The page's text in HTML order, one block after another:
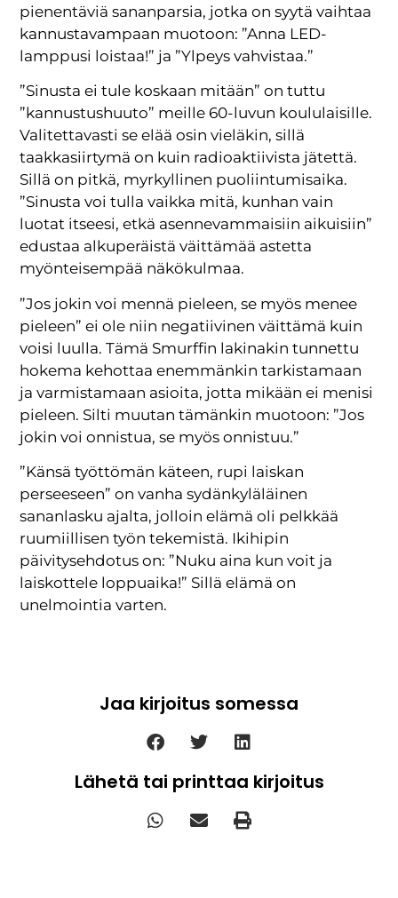
pienentäviä sananparsia, jotka on syytä vaihtaa
kannustavampaan muotoon: ”Anna LED-
lamppusi loistaa!” ja ”Ylpeys vahvistaa.”
”Sinusta ei tule koskaan mitään” on tuttu
”kannustushuuto” meille 60-luvun koululaisille.
Valitettavasti se elää osin vieläkin, sillä
taakkasiirtymä on kuin radioaktiivista jätettä.
Sillä on pitkä, myrkyllinen puoliintumisaika.
”Sinusta voi tulla vaikka mitä, kunhan vain
luotat itseesi, etkä asennevammaisiin aikuisiin”
edustaa alkuperäistä väittämää astetta
myönteisempää näkökulmaa.
”Jos jokin voi mennä pieleen, se myös menee
pieleen” ei ole niin negatiivinen väittämä kuin
voisi luulla. Tämä Smurffin lakinakin tunnettu
hokema kehottaa enemmänkin tarkistamaan
ja varmistamaan asioita, jotta mikään ei menisi
pieleen. Silti muutan tämänkin muotoon: ”Jos
jokin voi onnistua, se myös onnistuu.”
”Känsä työttömän käteen, rupi laiskan
perseeseen” on vanha sydänkyläläinen
sananlasku ajalta, jolloin elämä oli pelkkää
ruumiillisen työn tekemistä. Ikihipin
päivitysehdotus on: ”Nuku aina kun voit ja
laiskottele loppuaika!” Sillä elämä on
unelmointia varten.
Jaa kirjoitus somessa
Lähetä tai printtaa kirjoitus